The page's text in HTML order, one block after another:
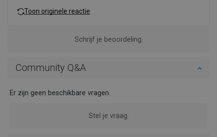
Toon originele reactie
Schrijf je beoordeling.
Community Q&A
Er zijn geen beschikbare vragen.
Stel je vraag.